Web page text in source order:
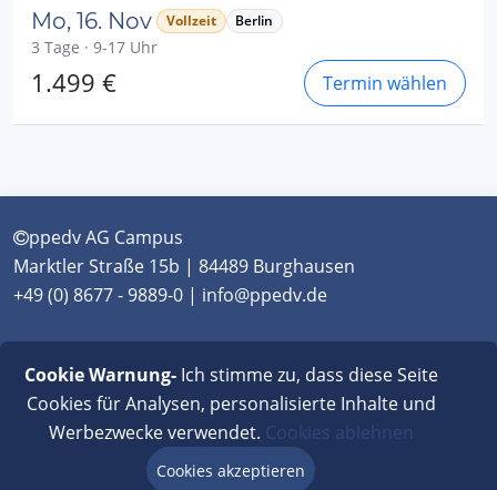
Mo, 16. Nov Vollzeit Berlin
3 Tage · 9-17 Uhr
1.499 € Termin wählen
ppedv AG Campus
Marktler Straße 15b | 84489 Burghausen
+49 (0) 8677 - 9889-0 | info@ppedv.de
Classroom
|Impressum|Datenschutz|FAQ
Cookie Warnung-Ich stimme zu, dass diese Seite
Cookies für Analysen, personalisierte Inhalte und
Werbezwecke verwendet. Cookies ablehnen
Cookies akzeptieren